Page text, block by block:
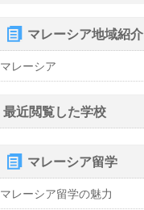
マレーシア地域紹介
マレーシア
最近閲覧した学校
マレーシア留学
マレーシア留学の魅力